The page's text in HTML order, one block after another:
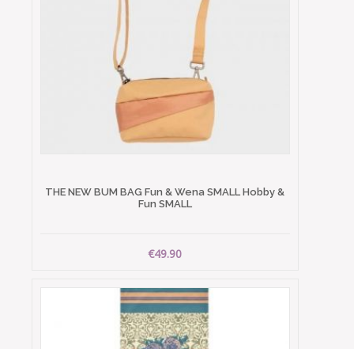
THE NEW BUM BAG Fun & Wena SMALL Hobby &
Fun SMALL
€49.90